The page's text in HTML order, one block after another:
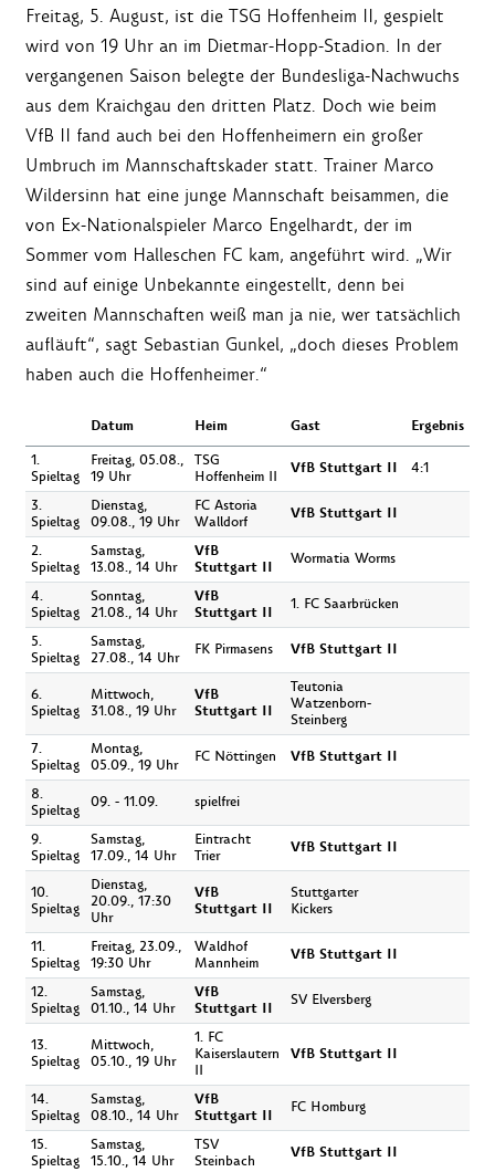
Freitag, 5. August, ist die TSG Hoffenheim II, gespielt
wird von 19 Uhr an im Dietmar-Hopp-Stadion. In der
vergangenen Saison belegte der Bundesliga-Nachwuchs
aus dem Kraichgau den dritten Platz. Doch wie beim
VfB II fand auch bei den Hoffenheimern ein großer
Umbruch im Mannschaftskader statt. Trainer Marco
Wildersinn hat eine junge Mannschaft beisammen, die
von Ex-Nationalspieler Marco Engelhardt, der im
Sommer vom Halleschen FC kam, angeführt wird. „Wir
sind auf einige Unbekannte eingestellt, denn bei
zweiten Mannschaften weiß man ja nie, wer tatsächlich
aufläuft“, sagt Sebastian Gunkel, „doch dieses Problem
haben auch die Hoffenheimer.“
Datum Heim Gast Ergebnis
1.
Spieltag
Freitag, 05.08.,
19 Uhr
TSG
Hoffenheim II
VfB Stuttgart II 4:1
3.
Spieltag
Dienstag,
09.08., 19 Uhr
FC Astoria
Walldorf
VfB Stuttgart II
2.
Spieltag
Samstag,
13.08., 14 Uhr
VfB
Stuttgart II
Wormatia Worms
4.
Spieltag
Sonntag,
21.08., 14 Uhr
VfB
Stuttgart II
1. FC Saarbrücken
5.
Spieltag
Samstag,
27.08., 14 Uhr
FK Pirmasens VfB Stuttgart II
6.
Spieltag
Mittwoch,
31.08., 19 Uhr
VfB
Stuttgart II
Teutonia
Watzenborn-
Steinberg
7.
Spieltag
Montag,
05.09., 19 Uhr
FC Nöttingen VfB Stuttgart II
8.
Spieltag
09. - 11.09. spielfrei
9.
Spieltag
Samstag,
17.09., 14 Uhr
Eintracht
Trier
VfB Stuttgart II
10.
Spieltag
Dienstag,
20.09., 17:30
Uhr
VfB
Stuttgart II
Stuttgarter
Kickers
11.
Spieltag
Freitag, 23.09.,
19:30 Uhr
Waldhof
Mannheim
VfB Stuttgart II
12.
Spieltag
Samstag,
01.10., 14 Uhr
VfB
Stuttgart II
SV Elversberg
13.
Spieltag
Mittwoch,
05.10., 19 Uhr
1. FC
Kaiserslautern
II
VfB Stuttgart II
14.
Spieltag
Samstag,
08.10., 14 Uhr
VfB
Stuttgart II
FC Homburg
15.
Spieltag
Samstag,
15.10., 14 Uhr
TSV
Steinbach
VfB Stuttgart II